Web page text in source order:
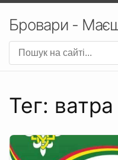
Бровари -
Тег: ватра